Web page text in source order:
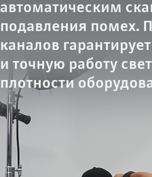
автоматическим
подавления помех.
каналов
и точную работу
плотности